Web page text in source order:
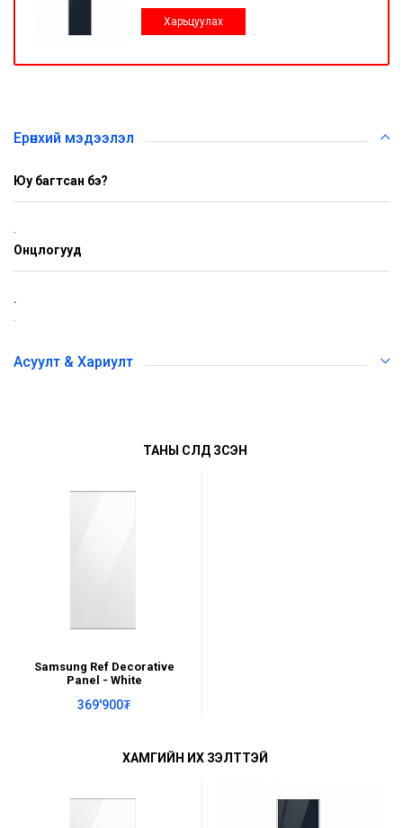
Харьцуулах
Ерөнхий мэдээлэл
Юу багтсан бэ?
.
Онцлогууд
.
.
Асуулт & Хариулт
Samsung Ref Decorative
Panel - White
369'900₮
ТАНЫ СҮҮЛД ҮЗСЭН
ХАМГИЙН ИХ ҮЗЭЛТТЭЙ